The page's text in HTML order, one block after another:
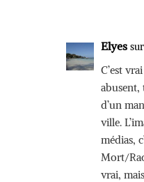
Elyes
C’est
abusent,
d’un
ville.
médias,
Mort/
vrai,